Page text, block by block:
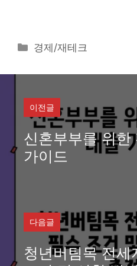
카
고
경제/재테크
이전글
신혼부부를 위한
가이드
다음글
청년버팀목 전세